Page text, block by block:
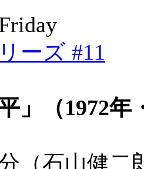
ーズ #11
」（1972
（石山健二